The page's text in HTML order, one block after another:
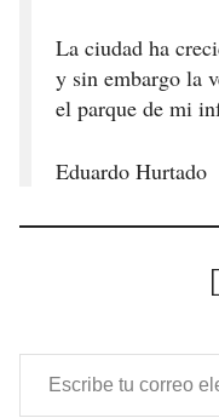
La ciudad ha
y sin embargo la
el parque de mi
Eduardo Hurtado
Escribe tu correo electrónico…